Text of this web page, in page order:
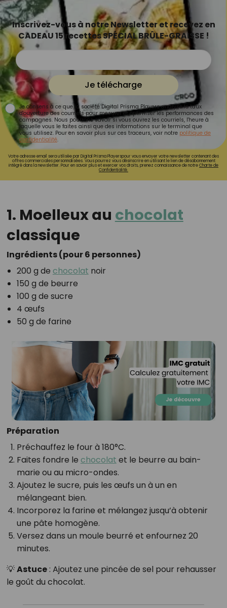
Inscrivez-vous à notre Newsletter et recevez en
CADEAU 15 recettes SPÉCIAL BRÛLE-GRAISSE !
Je télécharge
Je consens à ce que la société Digital Prisma Players analyse le taux
d'ouverture des courriels pour mesurer et optimiser les performances des
campagnes. Nous pourrons savoir si vous ouvrez les courriels, l'heure à
laquelle vous le faites ainsi que des informations sur le terminal que
vous utilisez. Pour en savoir plus sur ces traceurs, voir notre politique de
confidentialité.
Votre adresse email sera utilisée par Digital Prisma Playerspour vous envoyer votre newsletter contenant des
offres commerciales personnalisées. Vous pourrez vous désinscrire en utilisant le lien de désabonnement
intégré dans la newsletter. Pour en savoir plus et exercer vos droits, prenez connaissance de notreCharte de
Confidentialité.
1. Moelleux au chocolat
classique
Ingrédients (pour 6 personnes)
200 g de chocolat noir
150 g de beurre
100 g de sucre
4 œufs
50 g de farine
Préparation
Préchauffez le four à 180°C.
Faites fondre le chocolat et le beurre au bain-
marie ou au micro-ondes.
Ajoutez le sucre, puis les œufs un à un en
mélangeant bien.
Incorporez la farine et mélangez jusqu’à obtenir
une pâte homogène.
Versez dans un moule beurré et enfournez 20
minutes.
💡Astuce: Ajoutez une pincée de sel pour rehausser
le goût du chocolat.